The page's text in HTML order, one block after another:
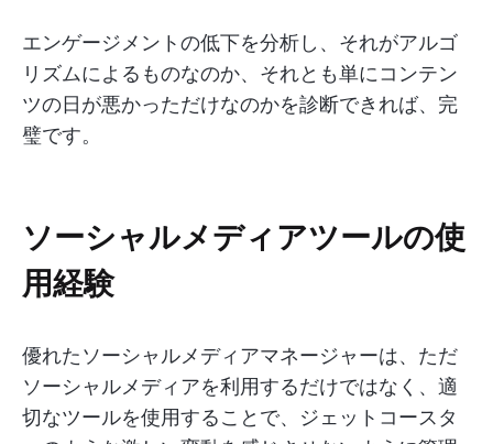
エンゲージメントの低下を分析し、それがアルゴ
リズムによるものなのか、それとも単にコンテン
ツの日が悪かっただけなのかを診断できれば、完
璧です。
ソーシャルメディアツールの使
用経験
優れたソーシャルメディアマネージャーは、ただ
ソーシャルメディアを利用するだけではなく、適
切なツールを使用することで、ジェットコースタ